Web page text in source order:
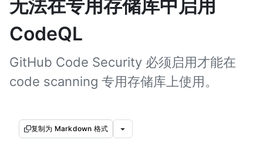
无法在专用存储库中启用
CodeQL
GitHub Code Security 必须启用才能在
code scanning 专用存储库上使用。
复制为 Markdown 格式